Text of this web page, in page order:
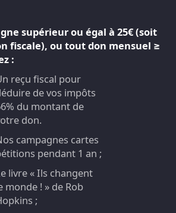
supérieur ou égal à 25€ (soit
fiscale), ou tout don mensuel ≥
:
reçu fiscal pour
de vos impôts
du montant de
don.
campagnes cartes
pendant 1 an ;
livre « Ils changent
monde ! » de Rob
;